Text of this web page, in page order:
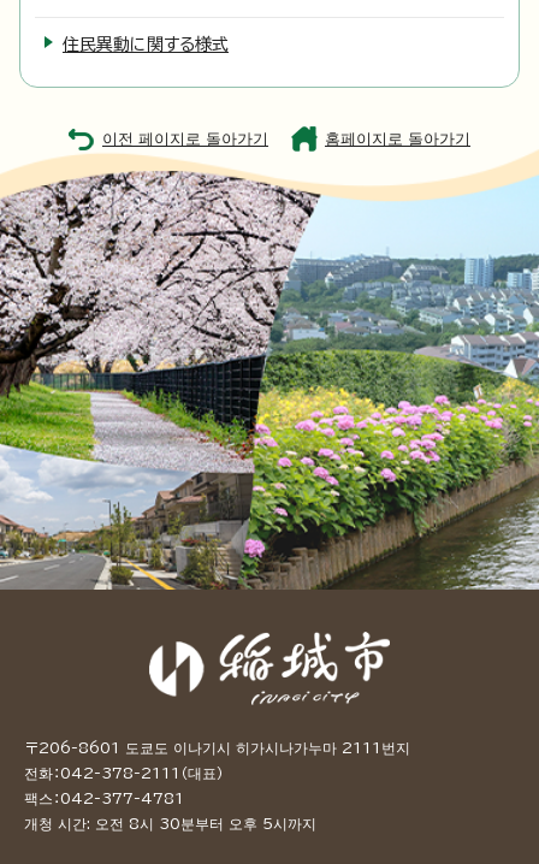
住民異動に関する様式
이전 페이지로 돌아가기 홈페이지로 돌아가기
〒206-8601 도쿄도 이나기시 히가시나가누마 2111번지
전화：042-378-2111（대표）
팩스：042-377-4781
개청 시간: 오전 8시 30분부터 오후 5시까지